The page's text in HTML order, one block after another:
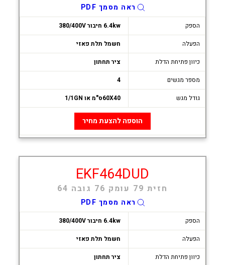
ראה מסמך PDF
הספק
6.4kw חיבור 380/400V
הפעלה
חשמל תלת פאזי
כיוון פתיחת הדלת
ציר תחתון
מספר מגשים
4
גודל מגש
60X40ס"מ או 1/1GN
הוספה להצעת מחיר
EKF464DUD
חזית 79 עומק 76 גובה 64
ראה מסמך PDF
הספק
6.4kw חיבור 380/400V
הפעלה
חשמל תלת פאזי
כיוון פתיחת הדלת
ציר תחתון